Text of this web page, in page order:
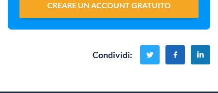
CREARE UN ACCOUNT GRATUITO
Condividi: